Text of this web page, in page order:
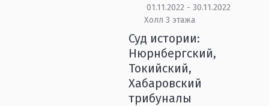
01.11.2022 - 30.11.2022
Холл 3 этажа
Суд истории:
Нюрнбергский,
Токийский,
Хабаровский
трибуналы